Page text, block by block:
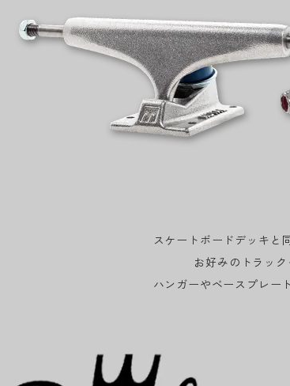
スケートボードデッキと
お好みのトラック
ハンガーやベースプレー